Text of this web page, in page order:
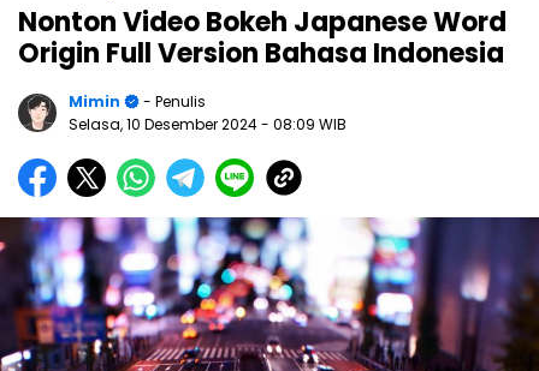
Nonton Video Bokeh Japanese Word
Origin Full Version Bahasa Indonesia
Mimin
- Penulis
Selasa, 10 Desember 2024- 08:09 WIB